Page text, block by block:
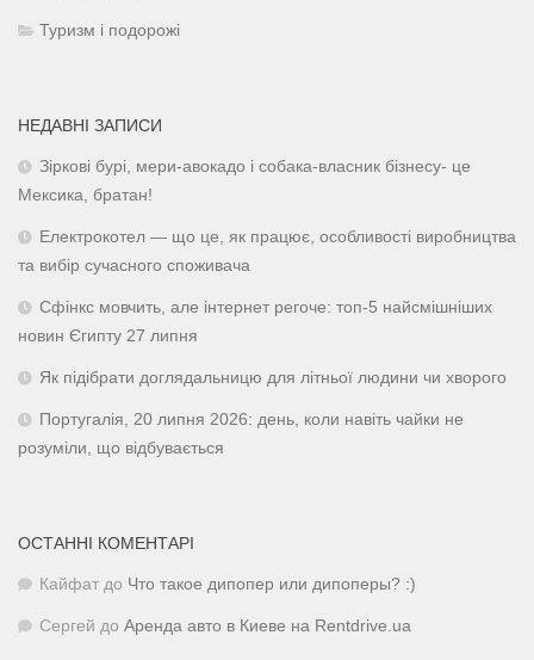
Туризм і подорожі
НЕДАВНІ ЗАПИСИ
Зіркові бурі, мери-авокадо і собака-власник бізнесу- це
Мексика, братан!
Електрокотел — що це, як працює, особливості виробництва
та вибір сучасного споживача
Сфінкс мовчить, але інтернет регоче: топ-5 найсмішніших
новин Єгипту 27 липня
Як підібрати доглядальницю для літньої людини чи хворого
Португалія, 20 липня 2026: день, коли навіть чайки не
розуміли, що відбувається
ОСТАННІ КОМЕНТАРІ
Кайфат до Что такое дипопер или дипоперы? :)
Сергей до Аренда авто в Киеве на Rentdrive.ua